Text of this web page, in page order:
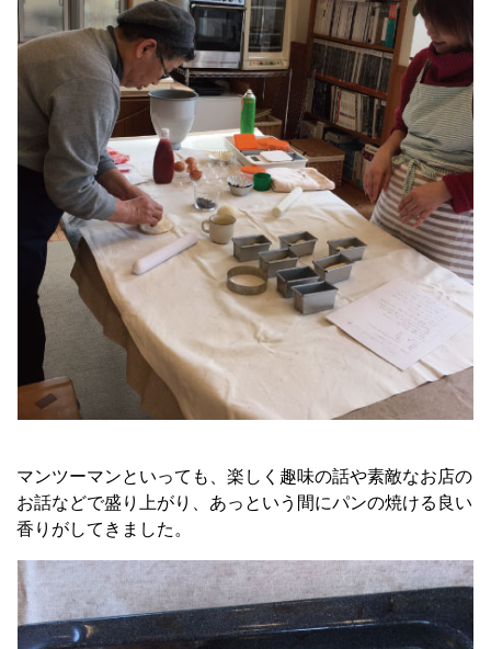
マンツーマンといっても、楽しく趣味の話や素敵なお店の
お話などで盛り上がり、あっという間にパンの焼ける良い
香りがしてきました。